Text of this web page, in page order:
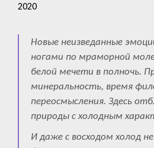
2020
Новые неизведанные
ногами по мраморной
белой мечети в полночь.
минеральность, время
переосмысления. Здесь
природы с холодным
И даже с восходом холод